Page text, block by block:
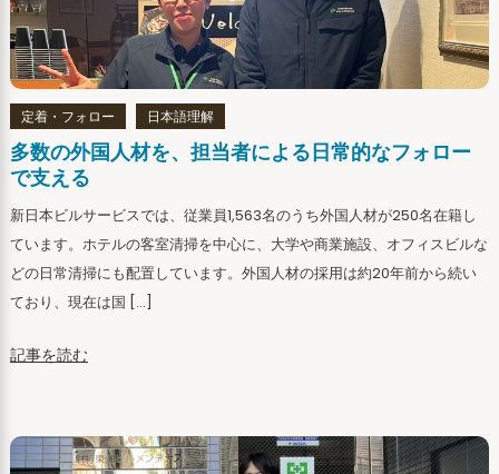
定着・フォロー 日本語理解
多数の外国人材を、担当者による日常的なフォロー
で支える
新日本ビルサービスでは、従業員1,563名のうち外国人材が250名在籍し
ています。ホテルの客室清掃を中心に、大学や商業施設、オフィスビルな
どの日常清掃にも配置しています。外国人材の採用は約20年前から続い
ており、現在は国 […]
記事を読む